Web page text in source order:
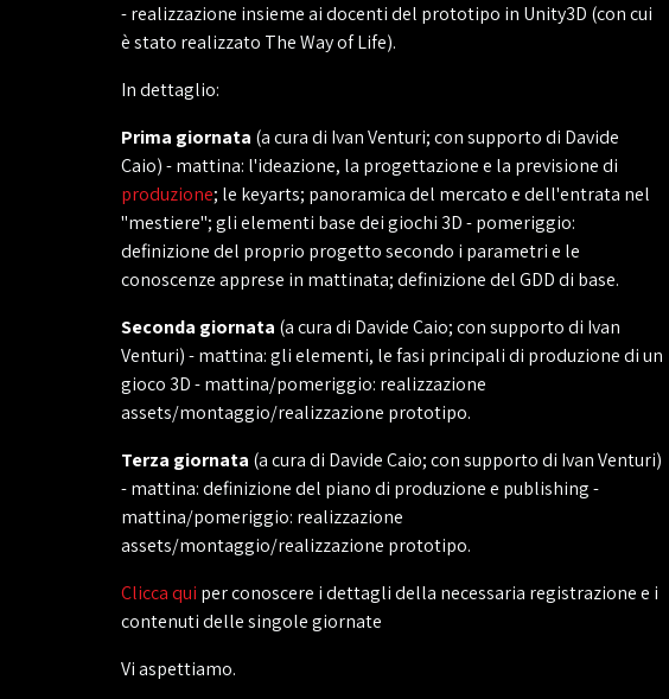
- realizzazione insieme ai docenti del prototipo in Unity3D (con cui
è stato realizzato The Way of Life).
In dettaglio:
Prima giornata (a cura di Ivan Venturi; con supporto di Davide
Caio) - mattina: l'ideazione, la progettazione e la previsione di
produzione; le keyarts; panoramica del mercato e dell'entrata nel
"mestiere"; gli elementi base dei giochi 3D - pomeriggio:
definizione del proprio progetto secondo i parametri e le
conoscenze apprese in mattinata; definizione del GDD di base.
Seconda giornata (a cura di Davide Caio; con supporto di Ivan
Venturi) - mattina: gli elementi, le fasi principali di produzione di un
gioco 3D - mattina/pomeriggio: realizzazione
assets/montaggio/realizzazione prototipo.
Terza giornata (a cura di Davide Caio; con supporto di Ivan Venturi)
- mattina: definizione del piano di produzione e publishing -
mattina/pomeriggio: realizzazione
assets/montaggio/realizzazione prototipo.
Clicca qui per conoscere i dettagli della necessaria registrazione e i
contenuti delle singole giornate
Vi aspettiamo.